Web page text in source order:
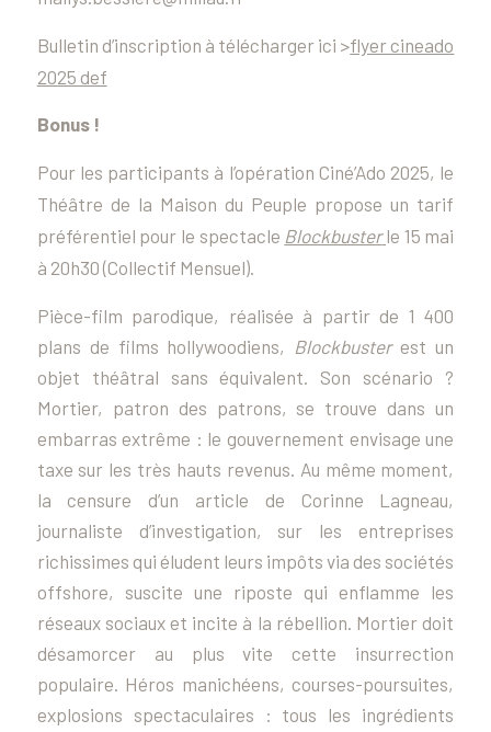
Bulletin d’inscription à télécharger ici >flyer cineado
2025 def
Bonus !
Pour les participants à l’opération Ciné’Ado 2025, le
Théâtre de la Maison du Peuple propose un tarif
préférentiel pour le spectacle Blockbuster le 15 mai
à 20h30 (Collectif Mensuel).
Pièce-film parodique, réalisée à partir de 1 400
plans de films hollywoodiens, Blockbusterest un
objet théâtral sans équivalent. Son scénario ?
Mortier, patron des patrons, se trouve dans un
embarras extrême : le gouvernement envisage une
taxe sur les très hauts revenus. Au même moment,
la censure d’un article de Corinne Lagneau,
journaliste d’investigation, sur les entreprises
richissimes qui éludent leurs impôts via des sociétés
offshore, suscite une riposte qui enflamme les
réseaux sociaux et incite à la rébellion. Mortier doit
désamorcer au plus vite cette insurrection
populaire. Héros manichéens, courses-poursuites,
explosions spectaculaires : tous les ingrédients